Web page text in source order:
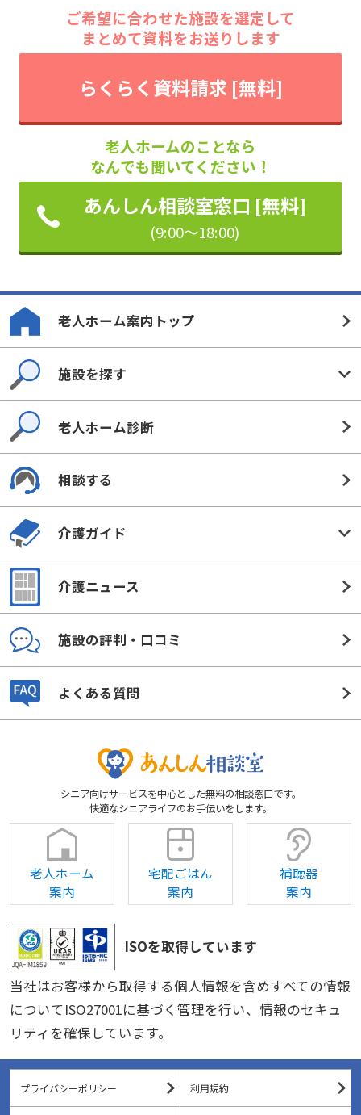
ご希望に合わせた施設を選定して
まとめて資料をお送りします
らくらく資料請求 [無料]
老人ホームのことなら
なんでも聞いてください！
あんしん相談室窓口 [無料]
(9:00～18:00)
老人ホーム案内トップ
施設を探す
老人ホーム診断
相談する
介護ガイド
介護ニュース
施設の評判・口コミ
よくある質問
シニア向けサービスを中心とした無料の相談窓口です。
快適なシニアライフのお手伝いをします。
老人ホーム
案内
宅配ごはん
案内
補聴器
案内
ISOを取得しています
当社はお客様から取得する個人情報を含めすべての情報
についてISO27001に基づく管理を行い、情報のセキュ
リティを確保しています。
プライバシーポリシー 利用規約